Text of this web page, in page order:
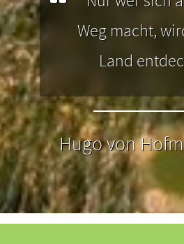
Weg macht,
Land
Hugo von